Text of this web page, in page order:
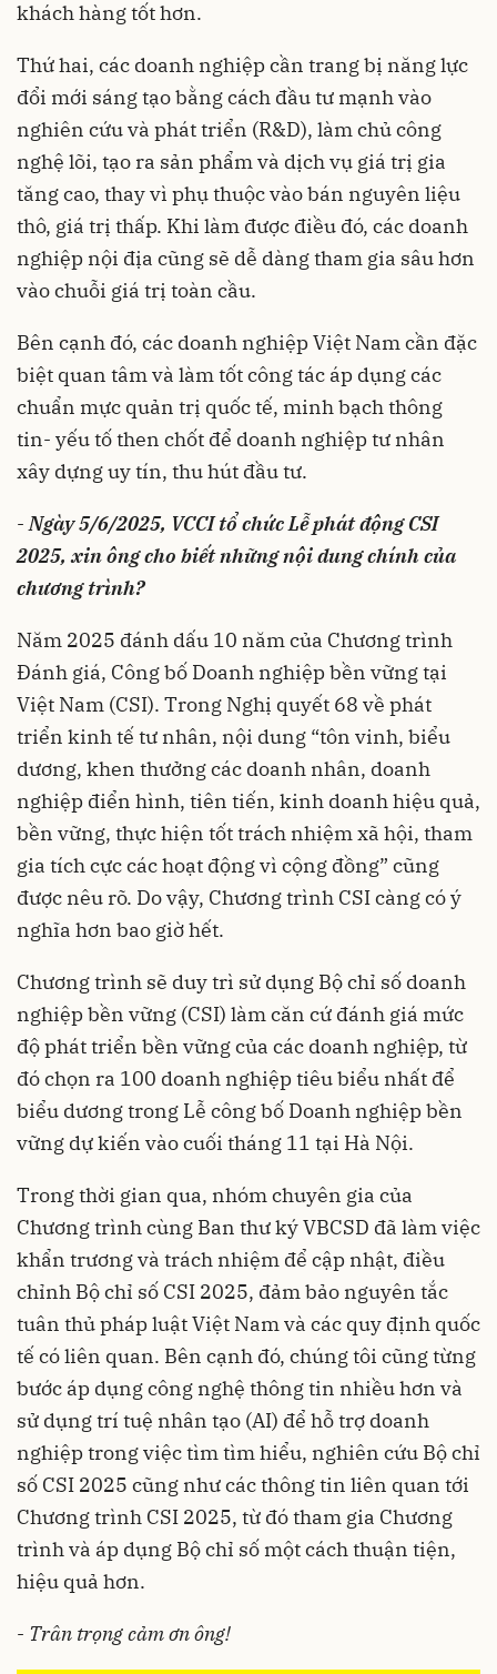
khách hàng tốt hơn.
Thứ hai, các doanh nghiệp cần trang bị năng lực
đổi mới sáng tạo bằng cách đầu tư mạnh vào
nghiên cứu và phát triển (R&D), làm chủ công
nghệ lõi, tạo ra sản phẩm và dịch vụ giá trị gia
tăng cao, thay vì phụ thuộc vào bán nguyên liệu
thô, giá trị thấp. Khi làm được điều đó, các doanh
nghiệp nội địa cũng sẽ dễ dàng tham gia sâu hơn
vào chuỗi giá trị toàn cầu.
Bên cạnh đó, các doanh nghiệp Việt Nam cần đặc
biệt quan tâm và làm tốt công tác áp dụng các
chuẩn mực quản trị quốc tế, minh bạch thông
tin- yếu tố then chốt để doanh nghiệp tư nhân
xây dựng uy tín, thu hút đầu tư.
-Ngày 5/6/2025, VCCI tổ chức Lễ phát động CSI
2025, xin ông cho biết những nội dung chính của
chương trình?
Năm 2025 đánh dấu 10 năm của Chương trình
Đánh giá, Công bố Doanh nghiệp bền vững tại
Việt Nam (CSI). Trong Nghị quyết 68 về phát
triển kinh tế tư nhân, nội dung “tôn vinh, biểu
dương, khen thưởng các doanh nhân, doanh
nghiệp điển hình, tiên tiến, kinh doanh hiệu quả,
bền vững, thực hiện tốt trách nhiệm xã hội, tham
gia tích cực các hoạt động vì cộng đồng” cũng
được nêu rõ. Do vậy, Chương trình CSI càng có ý
nghĩa hơn bao giờ hết.
Chương trình sẽ duy trì sử dụng Bộ chỉ số doanh
nghiệp bền vững (CSI) làm căn cứ đánh giá mức
độ phát triển bền vững của các doanh nghiệp, từ
đó chọn ra 100 doanh nghiệp tiêu biểu nhất để
biểu dương trong Lễ công bố Doanh nghiệp bền
vững dự kiến vào cuối tháng 11 tại Hà Nội.
Trong thời gian qua, nhóm chuyên gia của
Chương trình cùng Ban thư ký VBCSD đã làm việc
khẩn trương và trách nhiệm để cập nhật, điều
chỉnh Bộ chỉ số CSI 2025, đảm bảo nguyên tắc
tuân thủ pháp luật Việt Nam và các quy định quốc
tế có liên quan. Bên cạnh đó, chúng tôi cũng từng
bước áp dụng công nghệ thông tin nhiều hơn và
sử dụng trí tuệ nhân tạo (AI) để hỗ trợ doanh
nghiệp trong việc tìm tìm hiểu, nghiên cứu Bộ chỉ
số CSI 2025 cũng như các thông tin liên quan tới
Chương trình CSI 2025, từ đó tham gia Chương
trình và áp dụng Bộ chỉ số một cách thuận tiện,
hiệu quả hơn.
- Trân trọng cảm ơn ông!